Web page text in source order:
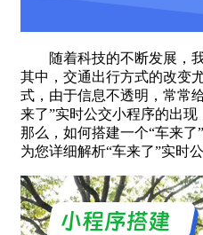
随着科技的不断发展，我
其中，交通出行方式的改变
式，由于信息不透明，常常
来了”实时公交小程序的出现
那么，如何搭建一个“车来
为您详细解析“车来了”实时